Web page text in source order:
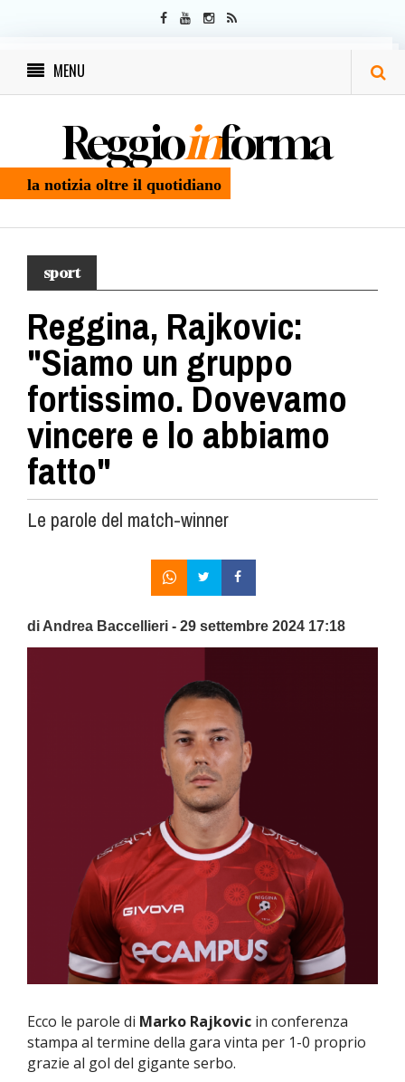
MENU
Reggioinforma
la notizia oltre il quotidiano
sport
Reggina, Rajkovic:
"Siamo un gruppo
fortissimo. Dovevamo
vincere e lo abbiamo
fatto"
Le parole del match-winner
di Andrea Baccellieri - 29 settembre 2024 17:18
Ecco le parole di Marko Rajkovic in conferenza
stampa al termine della gara vinta per 1-0 proprio
grazie al gol del gigante serbo.